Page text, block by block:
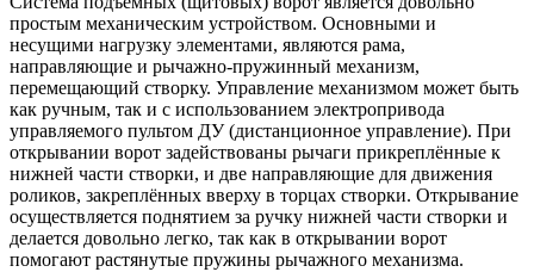
простым механическим устройством. Основными и
несущими нагрузку элементами, являются рама,
направляющие и рычажно-пружинный механизм,
перемещающий створку. Управление механизмом может быть
как ручным, так и с использованием электропривода
управляемого пультом ДУ (дистанционное управление). При
открывании ворот задействованы рычаги прикреплённые к
нижней части створки, и две направляющие для движения
роликов, закреплённых вверху в торцах створки. Открывание
осуществляется поднятием за ручку нижней части створки и
делается довольно легко, так как в открывании ворот
помогают растянутые пружины рычажного механизма.